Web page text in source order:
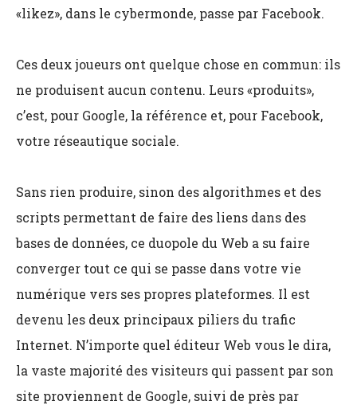
«likez», dans le cybermonde, passe par Facebook.
Ces deux joueurs ont quelque chose en commun: ils
ne produisent aucun contenu. Leurs «produits»,
c’est, pour Google, la référence et, pour Facebook,
votre réseautique sociale.
Sans rien produire, sinon des algorithmes et des
scripts permettant de faire des liens dans des
bases de données, ce duopole du Web a su faire
converger tout ce qui se passe dans votre vie
numérique vers ses propres plateformes. Il est
devenu les deux principaux piliers du trafic
Internet. N’importe quel éditeur Web vous le dira,
la vaste majorité des visiteurs qui passent par son
site proviennent de Google, suivi de près par